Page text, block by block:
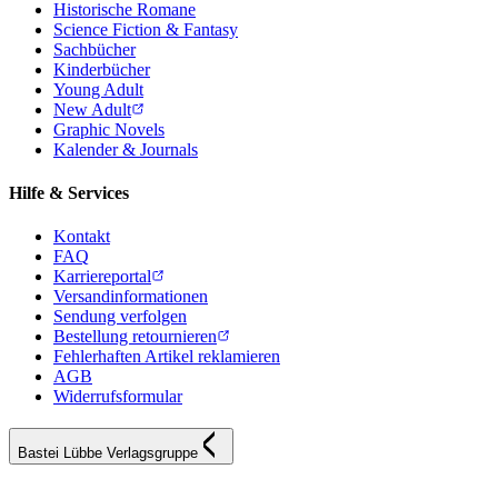
Historische Romane
Science Fiction & Fantasy
Sachbücher
Kinderbücher
Young Adult
New Adult
Graphic Novels
Kalender & Journals
Hilfe & Services
Kontakt
FAQ
Karriereportal
Versandinformationen
Sendung verfolgen
Bestellung retournieren
Fehlerhaften Artikel reklamieren
AGB
Widerrufsformular
Bastei Lübbe Verlagsgruppe